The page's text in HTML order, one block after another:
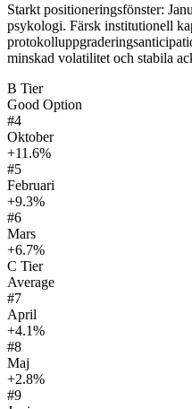
Starkt positioneringsfönster:
psykologi. Färsk institutionell
minskad volatilitet och stabila
B Tier
Good Option
#4
Oktober
+11.6%
#5
Februari
+9.3%
#6
Mars
+6.7%
C Tier
Average
#7
April
+4.1%
#8
Maj
+2.8%
#9